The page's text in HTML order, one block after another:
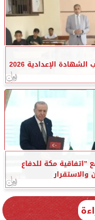
الإعدادية 2026
”اتفاقية مكة للدفاع
والاستقرار